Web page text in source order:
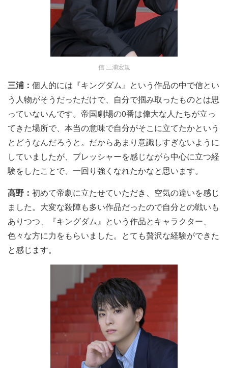
信 三浦宏規
三浦： 個人的には『キングダム』という作品の中で信とい
う人物がそうだっただけで、自分で掴み取ったものとは思
っていないんです。帝国劇場の0番は偉大な人たちが立っ
てきた場所で、本当の意味で自分がそこに立てたかという
とどうなんだろうと。だからあまり意識しすぎないように
していましたが、プレッシャーを感じながら中心に立つ経
験をしたことで、一回り強くなれたかなと思います。
高野： 初めて帝劇に立たせていただき、空気の違いを感じ
ました。大変な殺陣も多い作品だったので自分との戦いも
ありつつ、『キングダム』という作品とキャラクター、
色々な方に力をもらいました。とても贅沢な経験ができた
と感じます。